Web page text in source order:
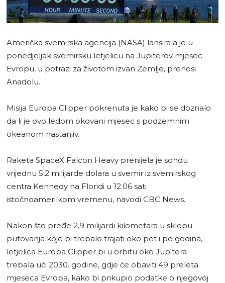
Američka svemirska agencija (NASA) lansirala je u
ponedjeljak svemirsku letjelicu na Jupiterov mjesec
Evropu, u potrazi za životom izvan Zemlje, prenosi
Anadolu.
Misija Europa Clipper pokrenuta je kako bi se doznalo
da li je ovo ledom okovani mjesec s podzemnim
okeanom nastanjiv.
Raketa SpaceX Falcon Heavy prenijela je sondu
vrijednu 5,2 milijarde dolara u svemir iz svemirskog
centra Kennedy na Floridi u 12.06 sati
istočnoamerilkom vremenu, navodi CBC News.
Nakon što pređe 2,9 milijardi kilometara u sklopu
putovanja koje bi trebalo trajati oko pet i po godina,
letjelica Europa Clipper bi u orbitu oko Jupitera
trebala ući 2030. godine, gdje će obaviti 49 preleta
mjeseca Evropa, kako bi prikupio podatke o njegovoj